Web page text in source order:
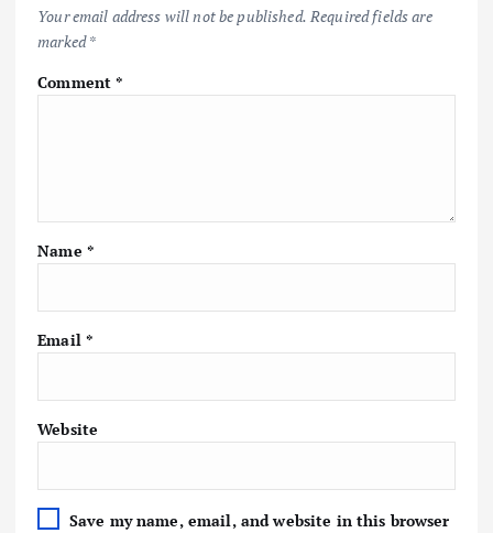
Your email address will not be published. Required fields are
marked*
Comment*
Name *
Email *
Website
Save my name, email, and website in this browser